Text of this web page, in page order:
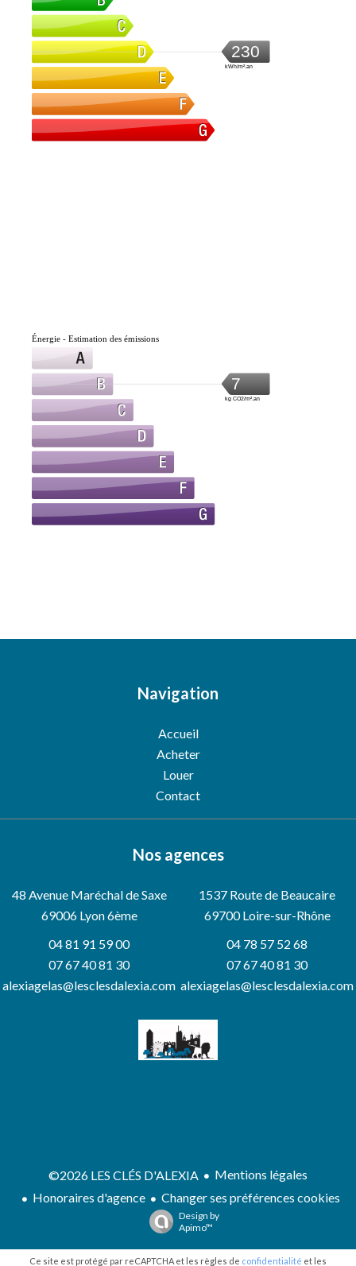
230
kWh/m².an
Énergie - Estimation des émissions
7
kg CO2/m².an
Navigation
Accueil
Acheter
Louer
Contact
Nos agences
48 Avenue Maréchal de Saxe
69006Lyon 6ème
04 81 91 59 00
07 67 40 81 30
alexiagelas@lesclesdalexia.com
1537 Route de Beaucaire
69700 Loire-sur-Rhône
04 78 57 52 68
07 67 40 81 30
alexiagelas@lesclesdalexia.com
©2026 LES CLÉS D'ALEXIA
Mentions légales
Honoraires d'agence
Changer ses préférences cookies
Design by
Apimo™
Ce site est protégé par reCAPTCHA et les règles de confidentialité et les